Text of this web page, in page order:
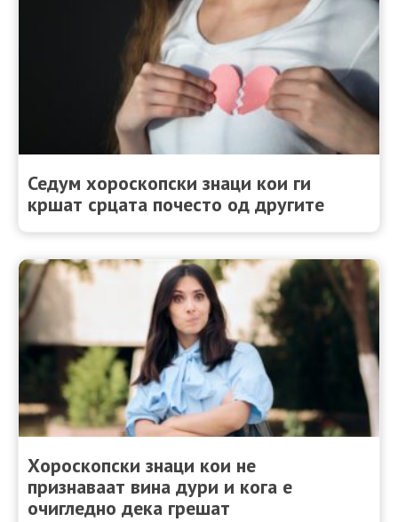
Седум хороскопски знаци кои ги
кршат срцата почесто од другите
Хороскопски знаци кои не
признаваат вина дури и кога е
очигледно дека грешат